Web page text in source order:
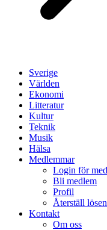
Sverige
Världen
Ekonomi
Litteratur
Kultur
Teknik
Musik
Hälsa
Medlemmar
Login för
Bli medlem
Profil
Återställ
Kontakt
Om oss